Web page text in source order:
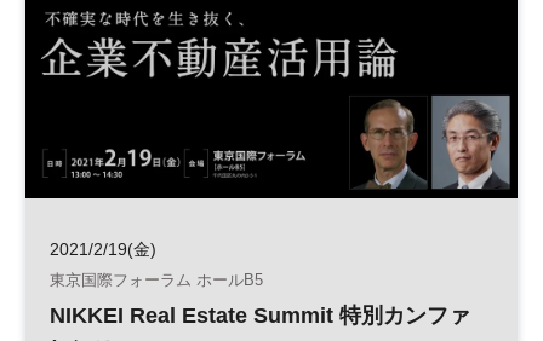
2021/2/19(金)
東京国際フォーラム ホールB5
NIKKEI Real Estate Summit 特別カンファ